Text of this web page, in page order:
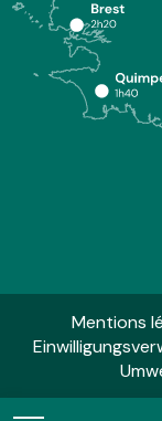
Mentions